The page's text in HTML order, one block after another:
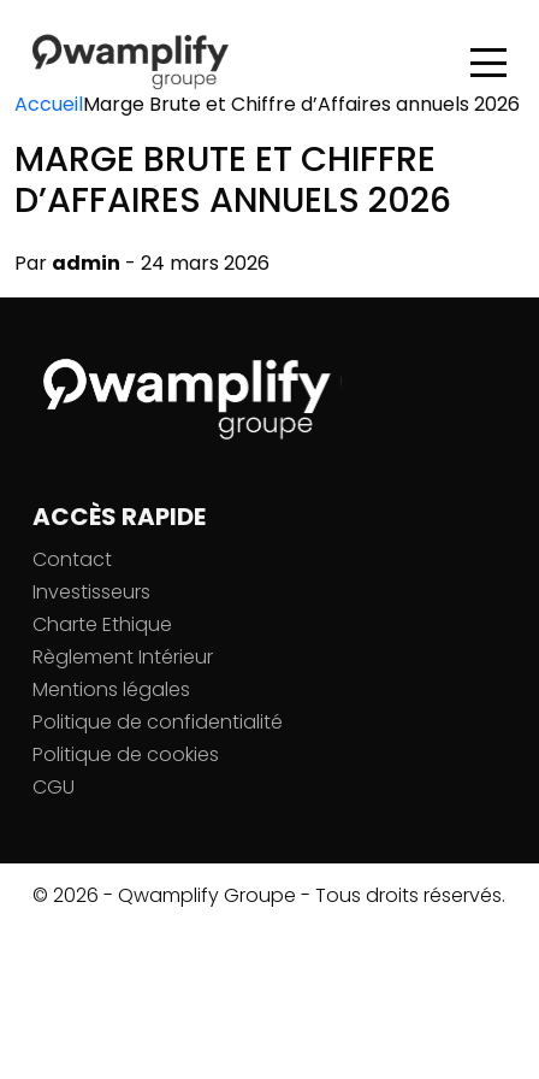
AccueilMarge Brute et Chiffre d’Affaires annuels 2026
MARGE BRUTE ET CHIFFRE
D’AFFAIRES ANNUELS 2026
Par admin - 24 mars 2026
ACCÈS RAPIDE
Contact
Investisseurs
Charte Ethique
Règlement Intérieur
Mentions légales
Politique de confidentialité
Politique de cookies
CGU
© 2026 - Qwamplify Groupe - Tous droits réservés.